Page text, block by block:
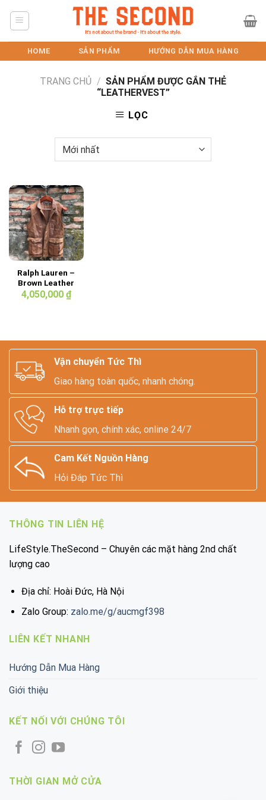
HOME SẢN PHẨM HƯỚNG DẪN MUA HÀNG
TRANG CHỦ / SẢN PHẨM ĐƯỢC GẮN THẺ
“LEATHERVEST”
LỌC
Ralph Lauren –
Brown Leather
Vest
4,050,000 ₫
Vận chuyển Tức Thì
Giao hàng toàn quốc, nhanh chóng.
Hỗ trợ trực tiếp
Nhanh gọn, chính xác, online 24/7
Cam Kết Nguồn Hàng
Hỏi Đáp Tức Thì
THÔNG TIN LIÊN HỆ
LifeStyle.TheSecond – Chuyên các mặt hàng 2nd chất
lượng cao
Địa chỉ: Hoài Đức, Hà Nội
Zalo Group: zalo.me/g/aucmgf398
LIÊN KẾT NHANH
Hướng Dẫn Mua Hàng
Giới thiệu
KẾT NỐI VỚI CHÚNG TÔI
THỜI GIAN MỞ CỬA